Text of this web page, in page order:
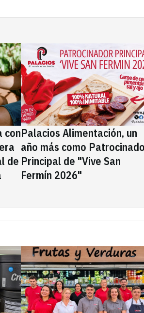
con
de
Palacios Alimentación, un
año más como
Principal de "Vive San
Fermín 2026"